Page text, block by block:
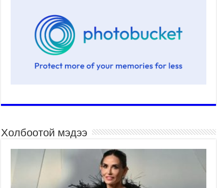
Холбоотой мэдээ